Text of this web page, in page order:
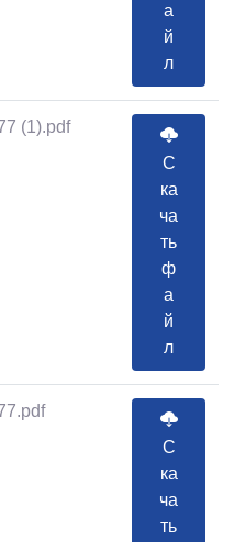
а
й
л
(1).pdf
С
ка
ча
ть
ф
а
й
л
С
ка
ча
ть